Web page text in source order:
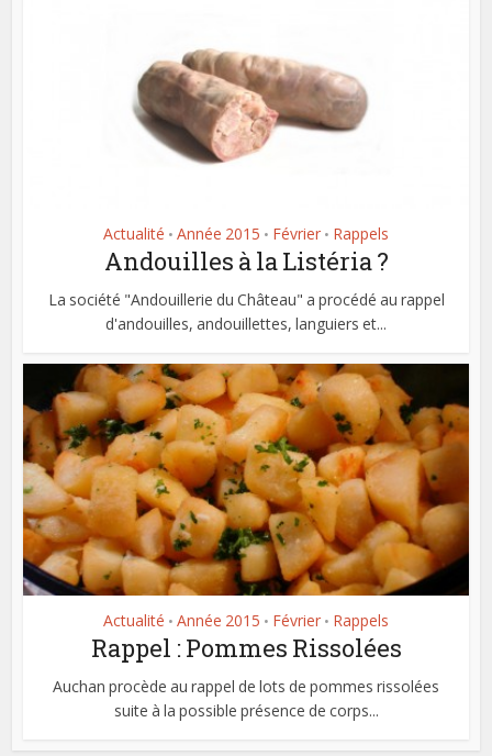
Actualité • Année 2015 • Février • Rappels
Andouilles à la Listéria ?
La société "Andouillerie du Château" a procédé au rappel
d'andouilles, andouillettes, languiers et...
Actualité • Année 2015 • Février • Rappels
Rappel : Pommes Rissolées
Auchan procède au rappel de lots de pommes rissolées
suite à la possible présence de corps...